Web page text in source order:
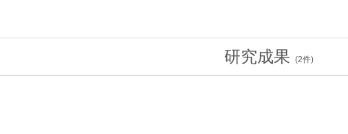
研究成果 (2件)